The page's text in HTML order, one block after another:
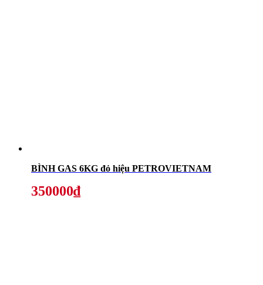
BÌNH GAS 6KG đỏ hiệu PETROVIETNAM
350000₫